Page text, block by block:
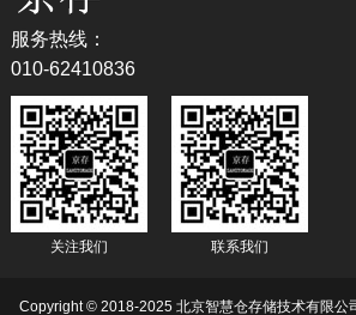
服务热线：
010-62410836
关注我们 联系我们
Copyright © 2018-2025 北京智慧仓存储技术有限公